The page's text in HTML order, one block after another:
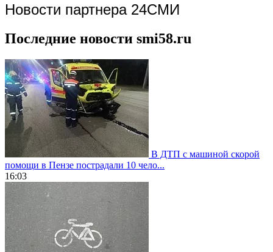
Новости партнера 24СМИ
Последние новости smi58.ru
В ДТП с машиной скорой
помощи в Пензе пострадали 10 чело...
16:03